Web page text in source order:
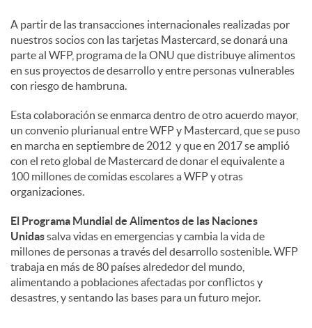
A partir de las transacciones internacionales realizadas por
nuestros socios con las tarjetas Mastercard, se donará una
parte al WFP, programa de la ONU que distribuye alimentos
en sus proyectos de desarrollo y entre personas vulnerables
con riesgo de hambruna.
Esta colaboración se enmarca dentro de otro acuerdo mayor,
un convenio plurianual entre WFP y Mastercard, que se puso
en marcha en septiembre de 2012 y que en 2017 se amplió
con el reto global de Mastercard de donar el equivalente a
100 millones de comidas escolares a WFP y otras
organizaciones.
El Programa Mundial de Alimentos de las Naciones
Unidassalva vidas en emergencias y cambia la vida de
millones de personas a través del desarrollo sostenible. WFP
trabaja en más de 80 países alrededor del mundo,
alimentando a poblaciones afectadas por conflictos y
desastres, y sentando las bases para un futuro mejor.